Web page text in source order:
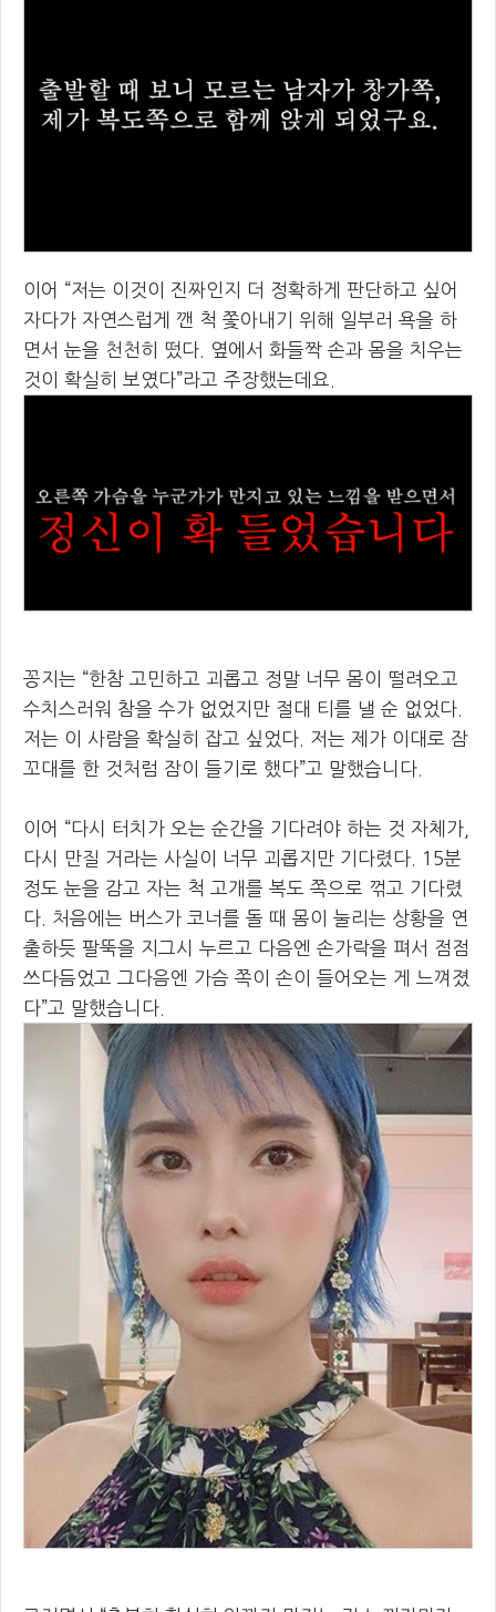
이어 “저는 이것이 진짜인지 더 정확하게 판단하고 싶어
자다가 자연스럽게 깬 척 쫓아내기 위해 일부러 욕을 하
면서 눈을 천천히 떴다. 옆에서 화들짝 손과 몸을 치우는
것이 확실히 보였다”라고 주장했는데요.
꽁지는 “한참 고민하고 괴롭고 정말 너무 몸이 떨려오고
수치스러워 참을 수가 없었지만 절대 티를 낼 순 없었다.
저는 이 사람을 확실히 잡고 싶었다. 저는 제가 이대로 잠
꼬대를 한 것처럼 잠이 들기로 했다”고 말했습니다.
이어 “다시 터치가 오는 순간을 기다려야 하는 것 자체가,
다시 만질 거라는 사실이 너무 괴롭지만 기다렸다. 15분
정도 눈을 감고 자는 척 고개를 복도 쪽으로 꺾고 기다렸
다. 처음에는 버스가 코너를 돌 때 몸이 눌리는 상황을 연
출하듯 팔뚝을 지그시 누르고 다음엔 손가락을 펴서 점점
쓰다듬었고 그다음엔 가슴 쪽이 손이 들어오는 게 느껴졌
다”고 말했습니다.